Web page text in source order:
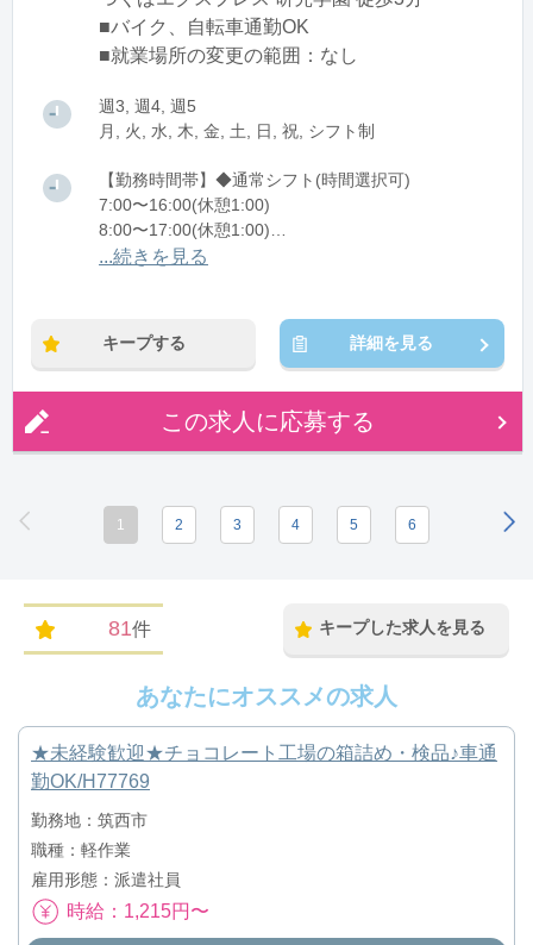
■バイク、自転車通勤OK
■就業場所の変更の範囲：なし
週3, 週4, 週5
月, 火, 水, 木, 金, 土, 日, 祝, シフト制
【勤務時間帯】◆通常シフト(時間選択可)
7:00〜16:00(休憩1:00)
8:00〜17:00(休憩1:00)
12:00〜21:00(休憩1:00)
...続きを見る
キープする 詳細を見る
この求人に応募する
1 2 3 4 5 6
81件 キープした求人を見る
あなたにオススメの求人
★未経験歓迎★チョコレート工場の箱詰め・検品♪車通
勤OK/H77769
勤務地：筑西市
職種：軽作業
雇用形態：派遣社員
時給：1,215円〜